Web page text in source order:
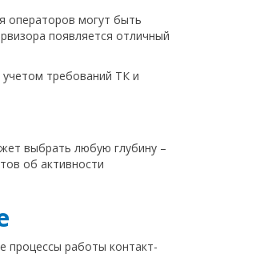
операторов могут быть
появляется отличный
требований ТК и
выбрать любую глубину –
об активности
работы контакт-